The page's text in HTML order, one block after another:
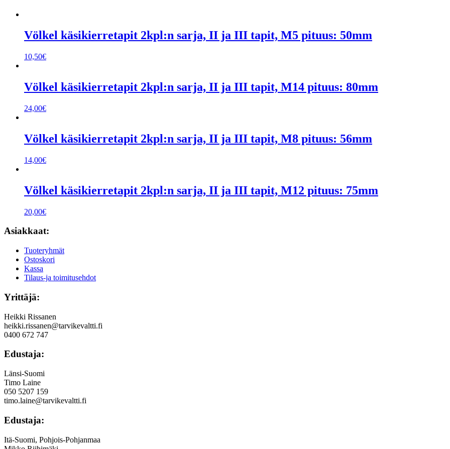
Völkel käsikierretapit 2kpl:n sarja, II ja III tapit, M5 pituus: 50mm
10,50€
Völkel käsikierretapit 2kpl:n sarja, II ja III tapit, M14 pituus: 80mm
24,00€
Völkel käsikierretapit 2kpl:n sarja, II ja III tapit, M8 pituus: 56mm
14,00€
Völkel käsikierretapit 2kpl:n sarja, II ja III tapit, M12 pituus: 75mm
20,00€
Asiakkaat:
Tuoteryhmät
Ostoskori
Kassa
Tilaus-ja toimitusehdot
Yrittäjä:
Heikki Rissanen
heikki.rissanen@tarvikevaltti.fi
0400 672 747
Edustaja:
Länsi-Suomi
Timo Laine
050 5207 159
timo.laine@tarvikevaltti.fi
Edustaja:
Itä-Suomi, Pohjois-Pohjanmaa